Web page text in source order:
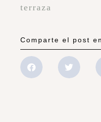
terraza
Comparte el post